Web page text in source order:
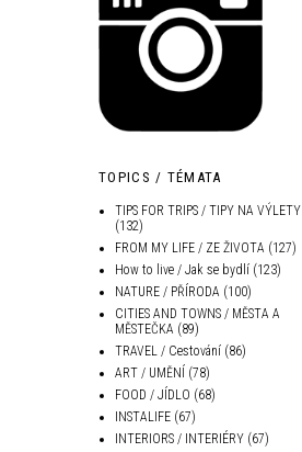
TOPICS / TÉMATA
TIPS FOR TRIPS / TIPY NA VÝLETY
(132)
FROM MY LIFE / ZE ŽIVOTA (127)
How to live / Jak se bydlí (123)
NATURE / PŘÍRODA (100)
CITIES AND TOWNS / MĚSTA A
MĚSTEČKA (89)
TRAVEL / Cestování (86)
ART / UMĚNÍ (78)
FOOD / JÍDLO (68)
INSTALIFE (67)
INTERIORS / INTERIÉRY (67)